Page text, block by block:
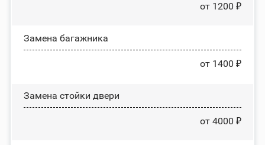
от 1200 ₽
Замена багажника
от 1400 ₽
Зaмeнa cтoйĸи двepи
от 4000 ₽